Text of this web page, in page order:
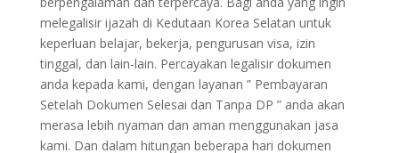
melegalisir ijazah di Kedutaan Korea Selatan untuk
keperluan belajar, bekerja, pengurusan visa, izin
tinggal, dan lain-lain. Percayakan legalisir dokumen
anda kepada kami, dengan layanan ” Pembayaran
Setelah Dokumen Selesai dan Tanpa DP ” anda akan
merasa lebih nyaman dan aman menggunakan jasa
kami. Dan dalam hitungan beberapa hari dokumen